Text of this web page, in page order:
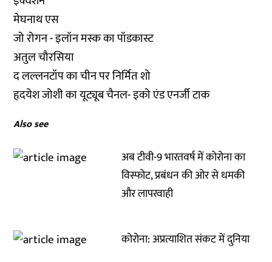
मेघनाथ एस
जो रोगन - इलॉन मस्क का पॉडकास्ट
अतुल चौरसिया
द लल्लनटॉप का चीन पर निर्मित शो
हृदयेश जोशी का यूट्यूब चैनल- इको एंड एनर्जी टाक
Also see
अब टीवी-9 भारतवर्ष में कोरोना का
विस्फोट, प्रबंधन की ओर से धमकी
और लापरवाही
कोरोना: अप्रत्याशित संकट में दुनिया